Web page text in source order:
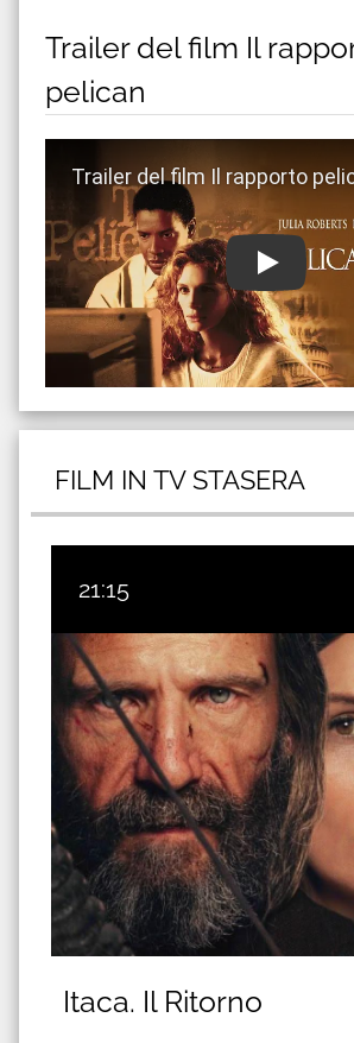
Trailer del film Il
pelican
FILM IN TV STASERA
21:15
Itaca. Il Ritorno